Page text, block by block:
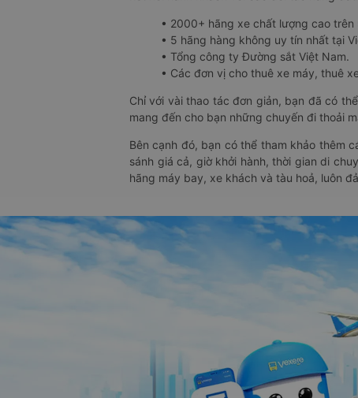
• 2000+ hãng xe chất lượng cao
• 5 hãng hàng không uy tín nhất tại
• Tổng công ty Đường sắt Việt Nam.
• Các đơn vị cho thuê xe máy, thuê
Chỉ với vài thao tác đơn giản, bạn đã có
mang đến cho bạn những chuyến đi thoải
Bên cạnh đó, bạn có thể tham khảo thêm
sánh giá cả, giờ khởi hành, thời gian di
hãng máy bay, xe khách và tàu hoả, luôn